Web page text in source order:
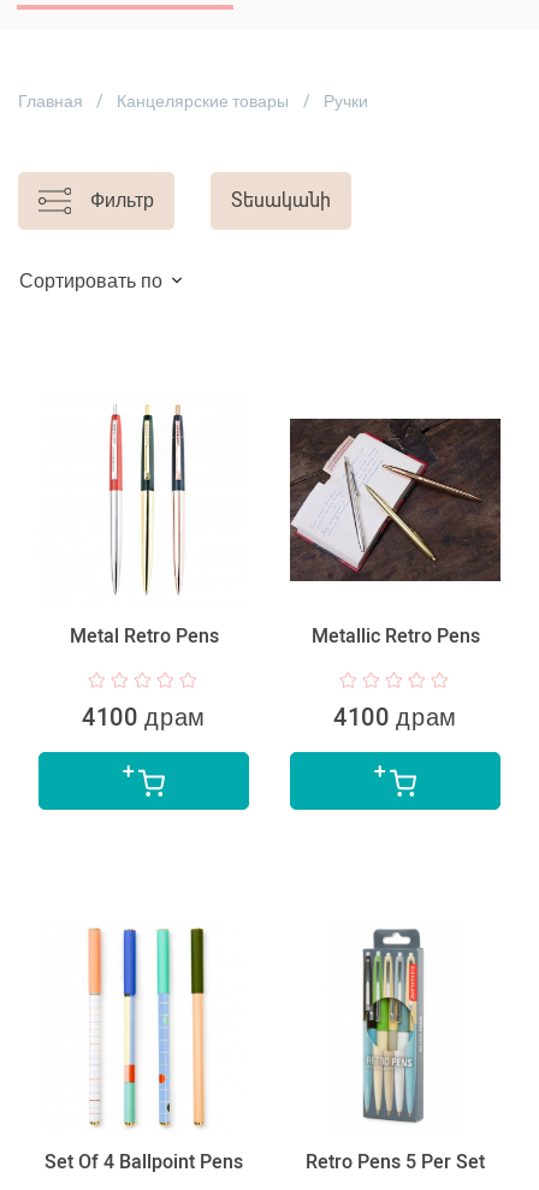
Главная Канцелярские товары Ручки
Фильтр Տեսականի
Сортировать по
Metal Retro Pens
4100 драм
Metallic Retro Pens
4100 драм
Set Of 4 Ballpoint Pens Retro Pens 5 Per Set